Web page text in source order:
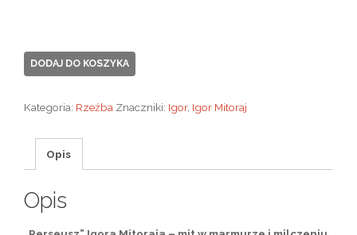
ilość
Rzeźba
Mitoraja
Perseusz
Certyfikat
DODAJ DO KOSZYKA
Kategoria: Rzeźba Znaczniki: Igor, Igor Mitoraj
Opis
Opis